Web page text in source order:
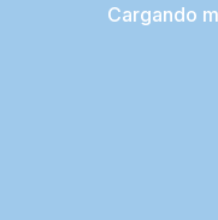
Cargando